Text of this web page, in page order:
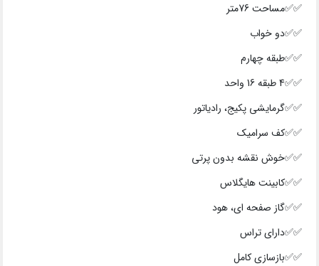
✅✅مساحت 76متر
✅✅دو خواب
✅✅طبقه چهارم
✅✅4 طبقه 16 واحد
✅✅گرمایشی پکیج، رادیاتور
✅✅کف سرامیک
✅✅خوش نقشه بدون پرتی
✅✅کابینت هایگلاس
✅✅گاز صفحه ای، هود
✅✅دارای تراس
✅✅بازسازی کامل